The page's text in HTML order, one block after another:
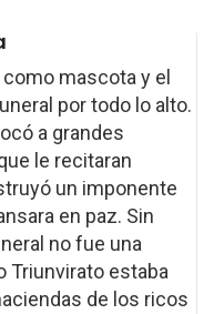
mascota y el
por todo lo alto.
a grandes
le recitaran
un imponente
en paz. Sin
no fue una
Triunvirato estaba
de los ricos